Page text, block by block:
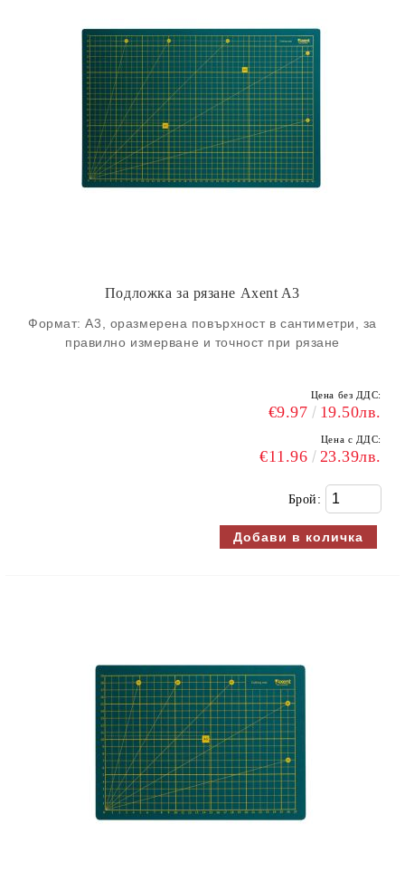
Подложка за рязане Axent A3
Формат: A3, oразмерена повърхност в сантиметри, за
правилно измерване и точност при рязане
Цена без ДДС:
€9.97 19.50лв.
Цена с ДДС:
€11.96 23.39лв.
Брой: